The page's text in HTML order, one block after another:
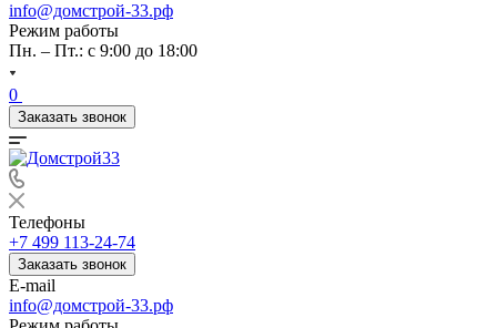
info@домстрой-33.рф
Режим работы
Пн. – Пт.: с 9:00 до 18:00
0
Заказать звонок
Телефоны
+7 499 113-24-74
Заказать звонок
E-mail
info@домстрой-33.рф